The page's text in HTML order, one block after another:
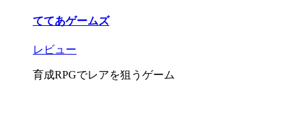
ててあゲームズ
レビュー
育成RPGでレアを狙うゲーム